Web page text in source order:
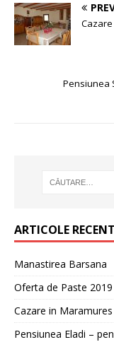
Pensiunea
ARTICOLE
Manastirea Barsana
Oferta de Paste
Cazare in
Pensiunea Eladi –